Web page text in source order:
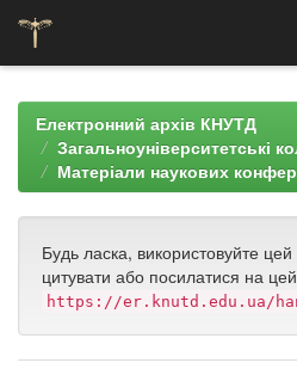
navigationЕлектронний архів КНУТД
Загальноуніверситетські
Матеріали наукових
Будь ласка, використовуйте
цитувати або посилатися на
https://er.knutd.edu.ua/